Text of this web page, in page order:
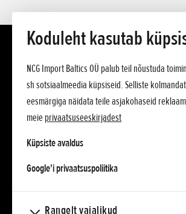
Koduleht kasutab
NCG Import Baltics OÜ palub teil nõustuda
sh sotsiaalmeedia küpsiseid. Selliste
eesmärgiga näidata teile asjakohaseid
meieprivaatsuseeskirjadest
Küpsiste avaldus
Google'i privaatsuspoliitikaopens in a new tab
Rangelt vajalikud